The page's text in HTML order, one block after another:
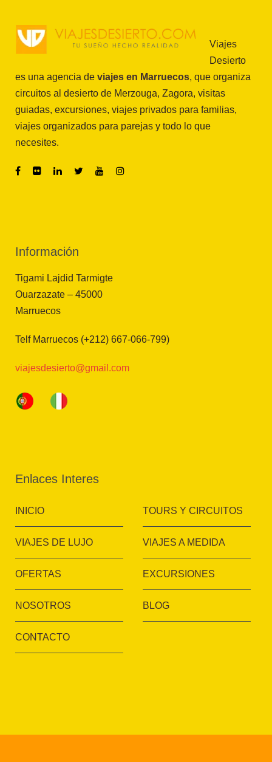
Viajes
Desierto
es una agencia de viajes en Marruecos, que organiza
circuitos al desierto de Merzouga, Zagora, visitas
guiadas, excursiones, viajes privados para familias,
viajes organizados para parejas y todo lo que
necesites.
Información
Tigami Lajdid Tarmigte
Ouarzazate – 45000
Marruecos
Telf Marruecos (+212) 667-066-799)
viajesdesierto@gmail.com
Enlaces Interes
INICIO TOURS Y CIRCUITOS
VIAJES DE LUJO VIAJES A MEDIDA
OFERTAS EXCURSIONES
NOSOTROS BLOG
CONTACTO